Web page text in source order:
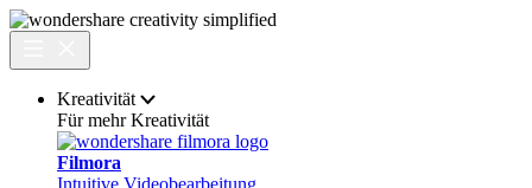
Kreativität
Für mehr Kreativität
Filmora
Intuitive Videobearbeitung